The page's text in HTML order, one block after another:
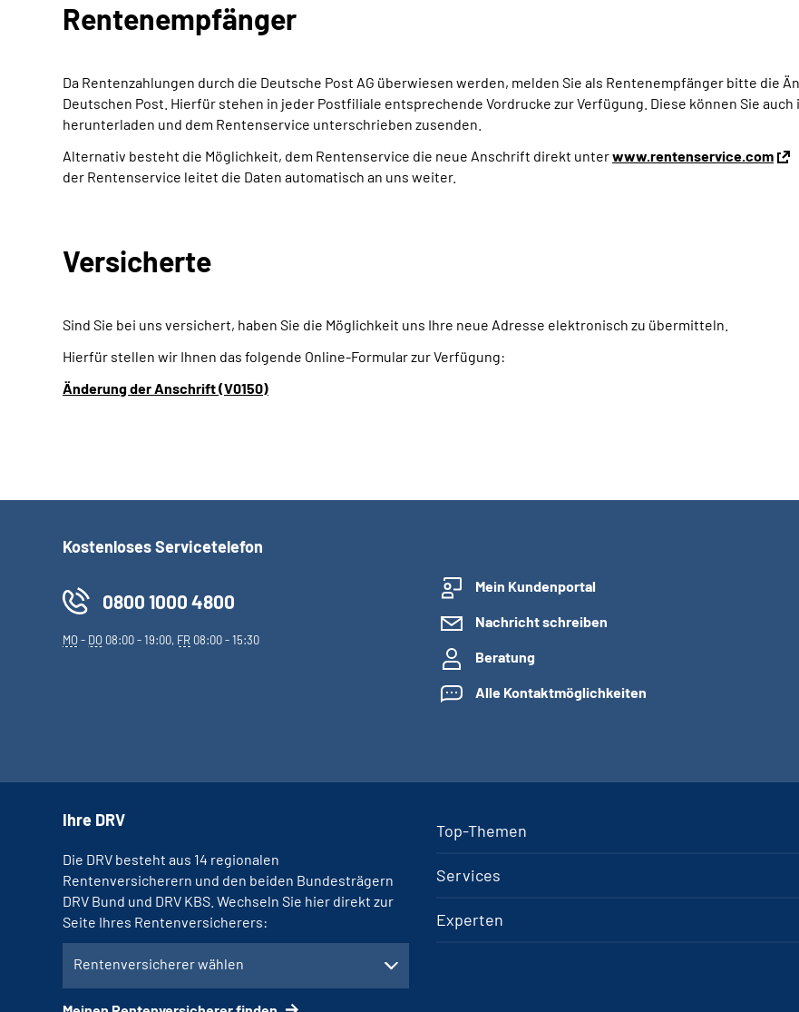
Rentenempfänger
Da Rentenzahlungen durch die Deutsche Post AG überwiesen werden, melden Sie als Rentenempfänger bitte die
Deutschen Post. Hierfür stehen in jeder Postfiliale entsprechende Vordrucke zur Verfügung. Diese können Sie
herunterladen und dem Rentenservice unterschrieben zusenden.
Alternativ besteht die Möglichkeit, dem Rentenservice die neue Anschrift direkt unterwww.rentenservice.com
der Rentenservice leitet die Daten automatisch an uns weiter.
Versicherte
Sind Sie bei uns versichert, haben Sie die Möglichkeit uns Ihre neue Adresse elektronisch zu übermitteln.
Hierfür stellen wir Ihnen das folgende Online-Formular zur Verfügung:
Änderung der Anschrift (V0150)
Kostenloses Servicetelefon
0800 1000 4800
MO- DO 08:00 - 19:00, FR 08:00 - 15:30
Mein Kundenportal
Nachricht schreiben
Beratung
Alle Kontaktmöglichkeiten
Top-Themen
Services
Experten
Ihre DRV
Die DRV besteht aus 14 regionalen
Rentenversicherern und den beiden Bundesträgern
DRV Bund und DRV KBS. Wechseln Sie hier direkt zur
Seite Ihres Rentenversicherers:
Rentenversicherer wählen